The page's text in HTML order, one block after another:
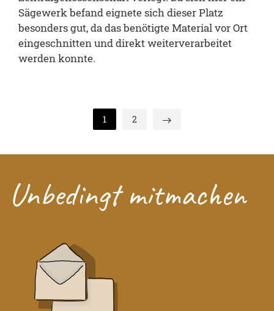
Sägewerk befand eignete sich dieser Platz
besonders gut, da das benötigte Material vor Ort
eingeschnitten und direkt weiterverarbeitet
werden konnte.
1 2
Unbedingt mitmachen